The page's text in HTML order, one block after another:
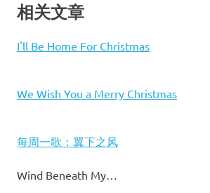
相关文章
I'll Be Home For Christmas
We Wish You a Merry Christmas
每周一歌：翼下之风
Wind Beneath My…